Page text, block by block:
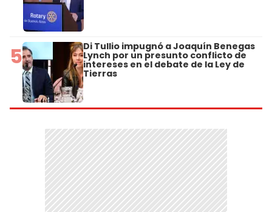
5 Di Tullio impugnó a Joaquín Benegas
Lynch por un presunto conflicto de
intereses en el debate de la Ley de
Tierras